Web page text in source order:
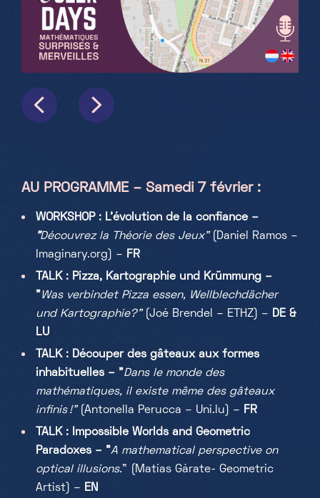
AU PROGRAMME – Samedi 7 février :
WORKSHOP : L’évolution de la confiance –
"Découvrez la Théorie des Jeux"(
Daniel Ramos –
Imaginary.org) –
FR
TALK : Pizza, Kartographie und Krümmung –
" Was verbindet Pizza essen, Wellblechdächer
und Kartographie?"
(Joé Brendel – ETHZ) –
DE &
LU
TALK : Découper des gâteaux aux formes
inhabituelles – "Dans le monde des
mathématiques, il existe même des gâteaux
infinis !"
Antonella Perucca – Uni.lu) – FR
TALK : Impossible Worlds and Geometric
Paradoxes – "A mathematical perspective on
optical illusions."
Matías Gárate- Geometric
Artist) –
EN